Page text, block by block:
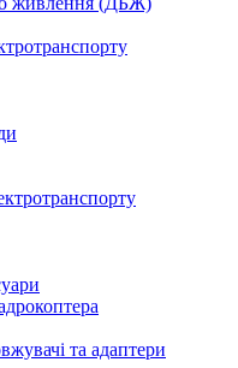
та адаптери